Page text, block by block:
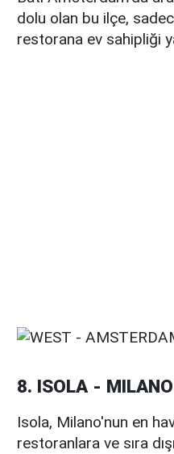
dolu olan bu ilçe,
restorana ev sahipliği
8. ISOLA -
Isola, Milano'nun en
restoranlara ve sıra